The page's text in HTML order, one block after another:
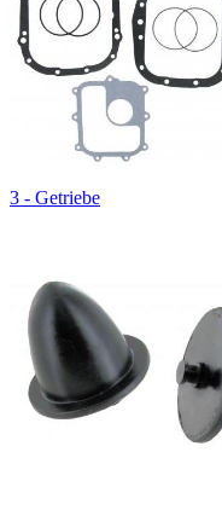
3 - Getriebe